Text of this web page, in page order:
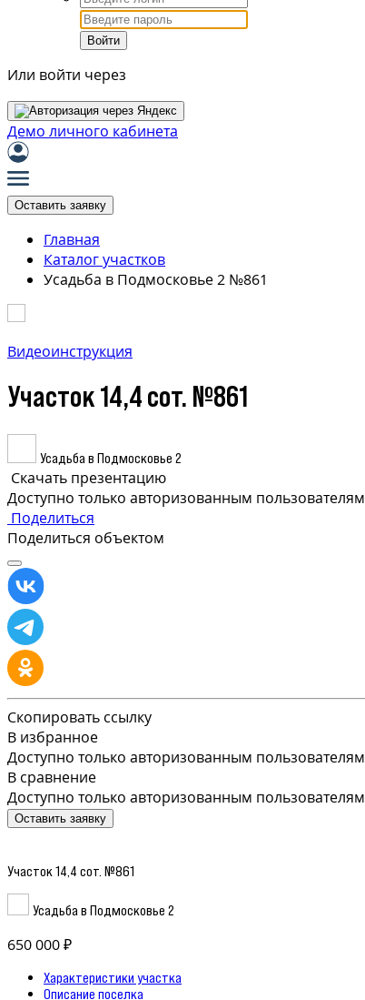
Войти
Или войти через
Демо личного кабинета
Оставить заявку
Главная
Каталог участков
Усадьба в Подмосковье 2 №861
Видеоинструкция
Участок 14,4 сот. №861
Усадьба в Подмосковье 2
Скачать презентацию
Доступно только авторизованным пользователям
Поделиться
Поделиться объектом
Скопировать ссылку
В избранное
Доступно только авторизованным пользователям
В сравнение
Доступно только авторизованным пользователям
Оставить заявку
Участок 14,4 сот. №861
Усадьба в Подмосковье 2
650 000 ₽
Характеристики участка
Описание поселка